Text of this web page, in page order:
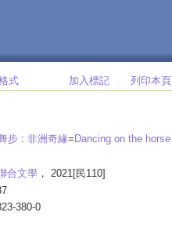
式 加入標記 ‧
列印本頁
步 : 非洲奇緣= Dancing on the horse
合文學 ， 2021[民110]
380-0